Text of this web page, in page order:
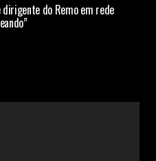
dirigente do Remo em rede